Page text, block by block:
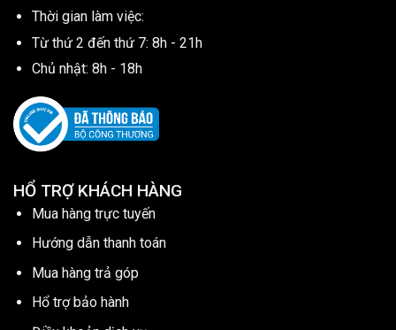
Thời gian làm việc:
Từ thứ 2 đến thứ 7: 8h - 21h
Chủ nhật: 8h - 18h
HỔ TRỢ KHÁCH HÀNG
Mua hàng trực tuyến
Hướng dẫn thanh toán
Mua hàng trả góp
Hổ trợ bảo hành